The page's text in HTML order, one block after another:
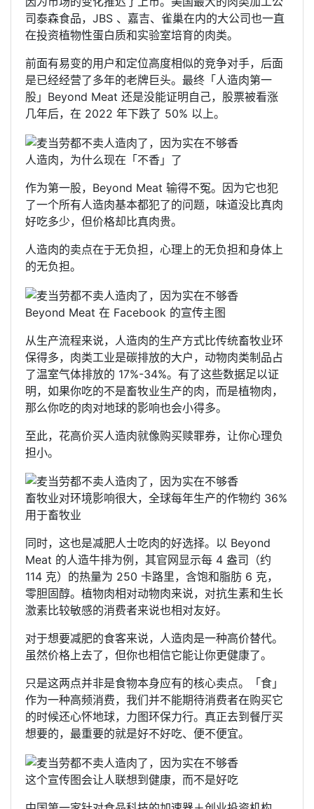
司泰森食品，JBS 、嘉吉、雀巢在内的大公司也一直
在投资植物性蛋白质和实验室培育的肉类。
前面有易变的用户和定位高度相似的竞争对手，后面
是已经经营了多年的老牌巨头。最终「人造肉第一
股」Beyond Meat 还是没能证明自己，股票被看涨
几年后，在 2022 年下跌了 50% 以上。
人造肉，为什么现在「不香」了
作为第一股，Beyond Meat 输得不冤。因为它也犯
了一个所有人造肉基本都犯了的问题，味道没比真肉
好吃多少，但价格却比真肉贵。
人造肉的卖点在于无负担，心理上的无负担和身体上
的无负担。
Beyond Meat 在 Facebook 的宣传主图
从生产流程来说，人造肉的生产方式比传统畜牧业环
保得多，肉类工业是碳排放的大户，动物肉类制品占
了温室气体排放的 17%-34%。有了这些数据足以证
明，如果你吃的不是畜牧业生产的肉，而是植物肉，
那么你吃的肉对地球的影响也会小得多。
至此，花高价买人造肉就像购买赎罪券，让你心理负
担小。
畜牧业对环境影响很大，全球每年生产的作物约 36%
用于畜牧业
同时，这也是减肥人士吃肉的好选择。以 Beyond
Meat 的人造牛排为例，其官网显示每 4 盎司（约
114 克）的热量为 250 卡路里，含饱和脂肪 6 克，
零胆固醇。植物肉相对动物肉来说，对抗生素和生长
激素比较敏感的消费者来说也相对友好。
对于想要减肥的食客来说，人造肉是一种高价替代。
虽然价格上去了，但你也相信它能让你更健康了。
只是这两点并非是食物本身应有的核心卖点。「食」
作为一种高频消费，我们并不能期待消费者在购买它
的时候还心怀地球，力图环保力行。真正去到餐厅买
想要的，最重要的就是好不好吃、便不便宜。
这个宣传图会让人联想到健康，而不是好吃